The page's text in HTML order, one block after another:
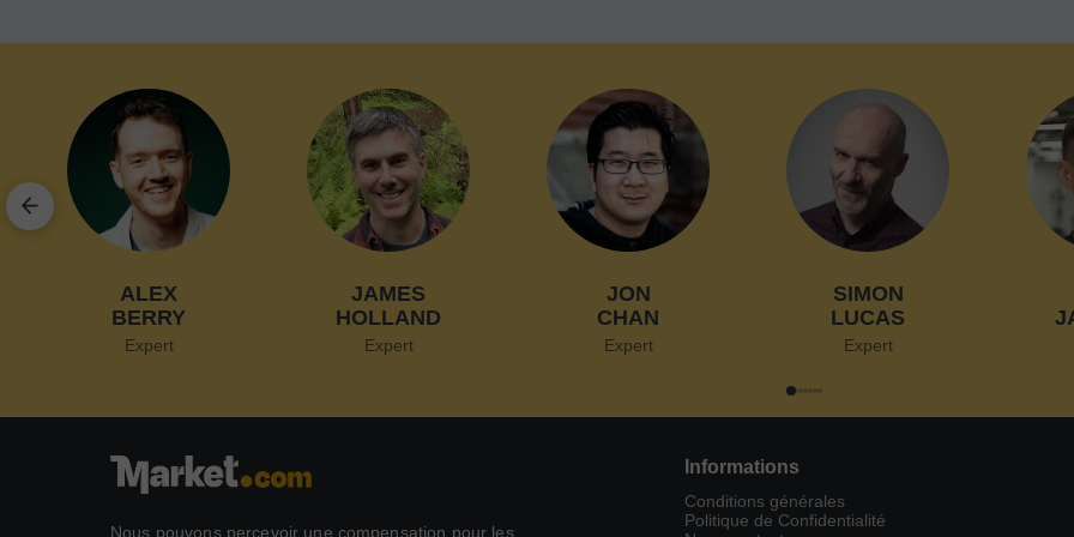
ALEX
BERRY
Expert
JAMES
HOLLAND
Expert
JON
CHAN
Expert
SIMON
LUCAS
Expert
Nous pouvons percevoir une compensation pour les
Informations
Conditions générales
Politique de Confidentialité